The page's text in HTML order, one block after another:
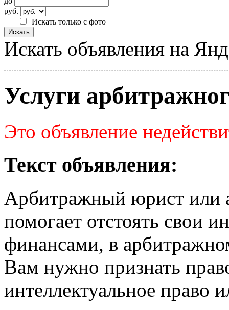
руб.
Искать только с фото
Искать объявления на
Услуги
Это объявление
Текст объявления:
Арбитражный юрист или
помогает отстоять свои
финансами, в
Вам нужно признать
интеллектуальное право